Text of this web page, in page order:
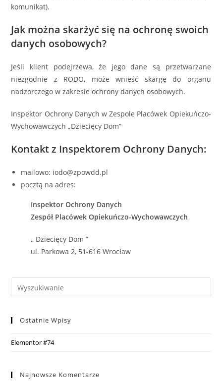
komunikat).
Jak można skarżyć się na ochronę swoich
danych osobowych?
Jeśli klient podejrzewa, że jego dane są przetwarzane
niezgodnie z RODO, może wnieść skargę do organu
nadzorczego w zakresie ochrony danych osobowych.
Inspektor Ochrony Danych w Zespole Placówek Opiekuńczo-
Wychowawczych „Dziecięcy Dom”
Kontakt z Inspektorem Ochrony Danych:
mailowo: iodo@zpowdd.pl
pocztą na adres:
Inspektor Ochrony Danych
Zespół Placówek Opiekuńczo-Wychowawczych
,, Dziecięcy Dom ”
ul. Parkowa 2, 51-616 Wrocław
Ostatnie Wpisy
Elementor #74
Najnowsze Komentarze